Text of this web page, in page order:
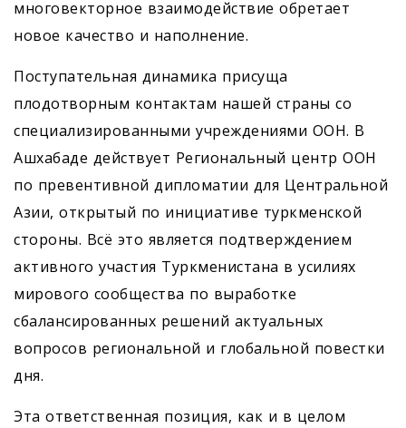
многовекторное взаимодействие обретает
новое качество и наполнение.
Поступательная динамика присуща
плодотворным контактам нашей страны со
специа­лизированными учреждениями ООН. В
Ашхабаде действует Региональный центр ООН
по превентивной дипломатии для Центральной
Азии, открытый по инициативе туркменской
стороны. Всё это является подтверждением
активного участия Туркменистана в усилиях
мирового сообщества по выработке
сбалансированных решений актуальных
вопросов региональной и глобальной повестки
дня.
Эта ответственная позиция, как и в целом